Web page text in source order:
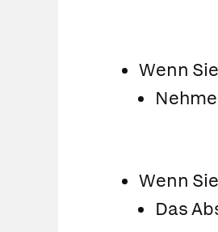
Wenn
Wenn
Das